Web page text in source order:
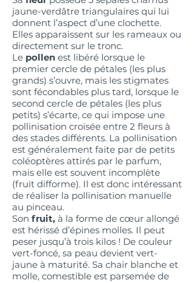
jaune-verdâtre triangulaires qui lui
donnent l’aspect d’une clochette.
Elles apparaissent sur les rameaux ou
directement sur le tronc.
Le pollen est libéré lorsque le
premier cercle de pétales (les plus
grands) s’ouvre, mais les stigmates
sont fécondables plus tard, lorsque le
second cercle de pétales (les plus
petits) s’écarte, ce qui impose une
pollinisation croisée entre 2 fleurs à
des stades différents. La pollinisation
est généralement faite par de petits
coléoptères attirés par le parfum,
mais elle est souvent incomplète
(fruit difforme). Il est donc intéressant
de réaliser la pollinisation manuelle
au pinceau.
Son fruit, à la forme de cœur allongé
est hérissé d’épines molles. Il peut
peser jusqu’à trois kilos ! De couleur
vert-foncé, sa peau devient vert-
jaune à maturité. Sa chair blanche et
molle, comestible est parsemée de